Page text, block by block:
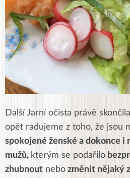
Další Jarní očista právě
opět radujeme z toho, že jsou
spokojené ženské a dokonce i
mužů, kterým se podařilo
zhubnout nebo změnit nějaký